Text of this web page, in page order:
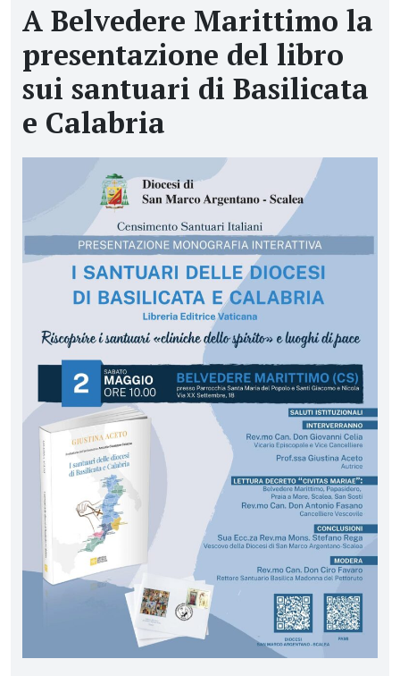
A Belvedere Marittimo la
presentazione del libro
sui santuari di Basilicata
e Calabria